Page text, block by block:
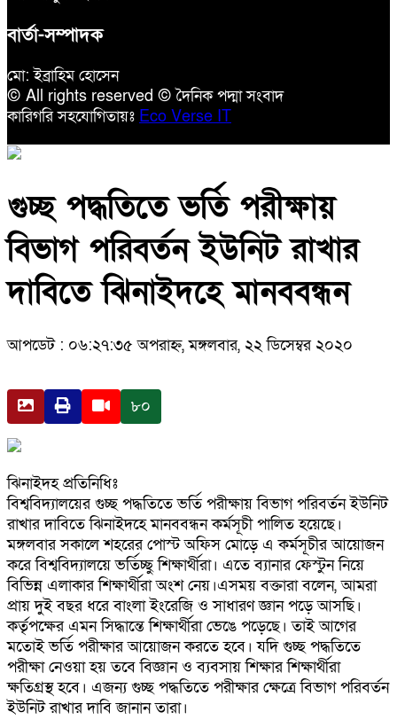
বার্তা-সম্পাদক
মো: ইব্রাহিম হোসেন
© All rights reserved © দৈনিক পদ্মা সংবাদ
কারিগরি সহযোগিতায়ঃ Eco Verse IT
গুচ্ছ পদ্ধতিতে ভর্তি পরীক্ষায়
বিভাগ পরিবর্তন ইউনিট রাখার
দাবিতে ঝিনাইদহে মানববন্ধন
আপডেট : ০৬:২৭:৩৫ অপরাহ্ন, মঙ্গলবার, ২২ ডিসেম্বর ২০২০
৮০
ঝিনাইদহ প্রতিনিধিঃ
বিশ্ববিদ্যালয়ের গুচ্ছ পদ্ধতিতে ভর্তি পরীক্ষায় বিভাগ পরিবর্তন ইউনিট
রাখার দাবিতে ঝিনাইদহে মানববন্ধন কর্মসূচী পালিত হয়েছে।
মঙ্গলবার সকালে শহরের পোস্ট অফিস মোড়ে এ কর্মসূচীর আয়োজন
করে বিশ্ববিদ্যালয়ে ভর্তিচ্ছু শিক্ষার্থীরা। এতে ব্যানার ফেস্টুন নিয়ে
বিভিন্ন এলাকার শিক্ষার্থীরা অংশ নেয়।এসময় বক্তারা বলেন, আমরা
প্রায় দুই বছর ধরে বাংলা ইংরেজি ও সাধারণ জ্ঞান পড়ে আসছি।
কর্তৃপক্ষের এমন সিদ্ধান্তে শিক্ষার্থীরা ভেঙে পড়েছে। তাই আগের
মতোই ভর্তি পরীক্ষার আয়োজন করতে হবে। যদি গুচ্ছ পদ্ধতিতে
পরীক্ষা নেওয়া হয় তবে বিজ্ঞান ও ব্যবসায় শিক্ষার শিক্ষার্থীরা
ক্ষতিগ্রস্থ হবে। এজন্য গুচ্ছ পদ্ধতিতে পরীক্ষার ক্ষেত্রে বিভাগ পরিবর্তন
ইউনিট রাখার দাবি জানান তারা।